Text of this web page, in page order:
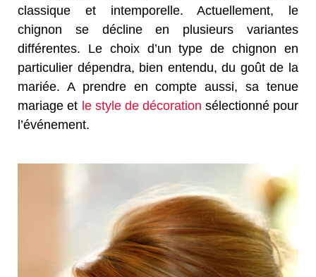
classique et intemporelle. Actuellement, le
chignon se décline en plusieurs variantes
différentes. Le choix d’un type de chignon en
particulier dépendra, bien entendu, du goût de la
mariée. A prendre en compte aussi, sa tenue
mariage et le style de décoration sélectionné pour
l’événement.